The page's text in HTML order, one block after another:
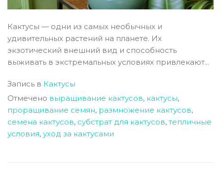
Кактусы — одни из самых необычных и
удивительных растений на планете. Их
экзотический внешний вид и способность
выживать в экстремальных условиях привлекают...
Запись в Кактусы
Отмечено выращивание кактусов, кактусы,
проращивание семян, размножение кактусов,
семена кактусов, субстрат для кактусов, тепличные
условия, уход за кактусами